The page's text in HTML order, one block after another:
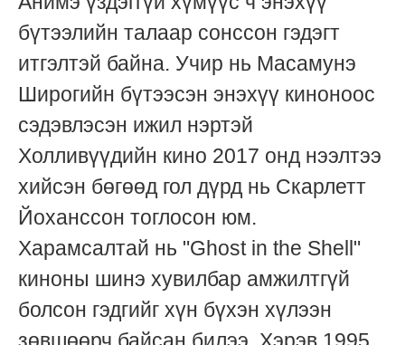
бүтээлийн талаар сонссон гэдэгт
итгэлтэй байна. Учир нь Масамунэ
Широгийн бүтээсэн энэхүү киноноос
сэдэвлэсэн ижил нэртэй
Холливүүдийн кино 2017 онд нээлтээ
хийсэн бөгөөд гол дүрд нь Скарлетт
Йоханссон тоглосон юм.
Харамсалтай нь "Ghost in the Shell"
киноны шинэ хувилбар амжилтгүй
болсон гэдгийг хүн бүхэн хүлээн